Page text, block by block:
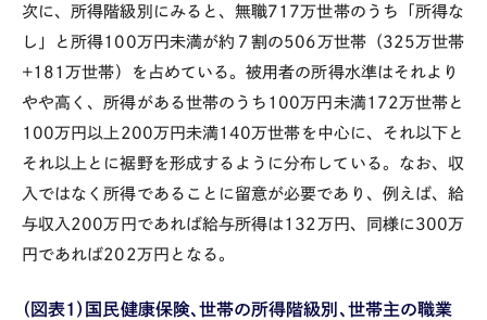
次に、所得階級別にみると、無職717万世帯のうち「所得な
し」と所得100万円未満が約７割の506万世帯（ 325万世帯
+181万世帯）を占めている。被用者の所得水準はそれより
やや高く、所得がある世帯のうち 100万円未満172万世帯と
100万円以上 200万円未満140万世帯を中心に、それ以下と
それ以上とに裾野を形成するように分布している。なお、収
入ではなく所得であることに留意が必要であり、例えば、給
与収入 200万円であれば給与所得は 132 万円、同様に300万
円であれば202万円となる。
（図表１）国民健康保険、世帯の所得階級別、世帯主の職業